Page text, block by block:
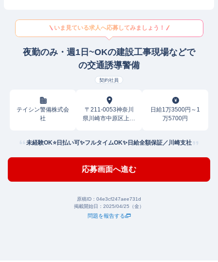
いま見ている求人へ応募してみましょう！
夜勤のみ・週1日~OKの建設工事現場などで
の交通誘導警備
契約社員
テイシン警備株式会
社
〒211-0053神奈川
県川崎市中原区上小
日給1万3500円～1
万5700円
未経験OK⭐日払い可✨フルタイムOK✨日給全額保証／川崎支社
応募画面へ進む
原稿ID： 04e3cf247aee731d
掲載開始日： 2025/04/25（金）
問題を報告する